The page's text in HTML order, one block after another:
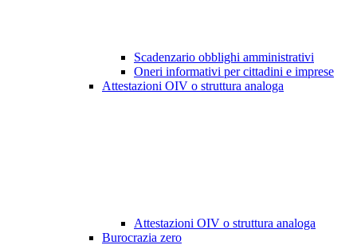
Scadenzario obblighi amministrativi
Oneri informativi per cittadini e imprese
Attestazioni OIV o struttura analoga
Attestazioni OIV o struttura analoga
Burocrazia zero